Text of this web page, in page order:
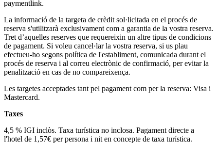
paymentlink.
La informació de la targeta de crèdit sol·licitada en el procés de
reserva s'utilitzarà exclusivament com a garantia de la vostra reserva.
Tret d’aquelles reserves que requereixin un altre tipus de condicions
de pagament. Si voleu cancel·lar la vostra reserva, si us plau
efectueu-ho segons política de l'establiment, comunicada durant el
procés de reserva i al correu electrònic de confirmació, per evitar la
penalització en cas de no compareixença.
Les targetes acceptades tant pel pagament com per la reserva: Visa i
Mastercard.
Taxes
4,5 % IGI inclòs. Taxa turística no inclosa. Pagament directe a
l'hotel de 1,57€ per persona i nit en concepte de taxa turística.